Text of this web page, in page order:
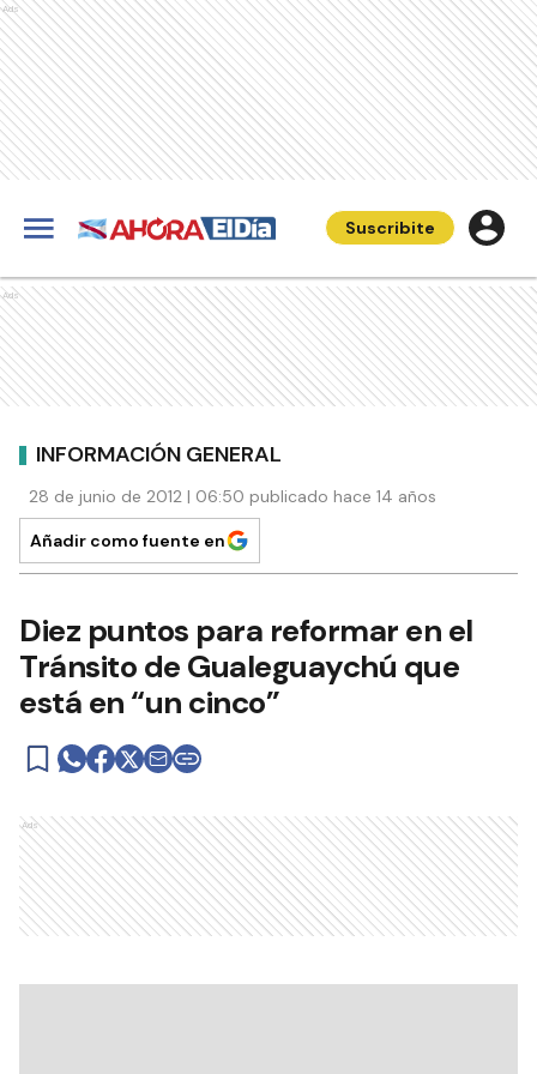
Ads
Suscribite
Ads
INFORMACIÓN GENERAL
28 de junio de 2012 | 06:50 publicado hace 14 años
Añadir como fuente en
Diez puntos para reformar en el
Tránsito de Gualeguaychú que
está en “un cinco”
Ads